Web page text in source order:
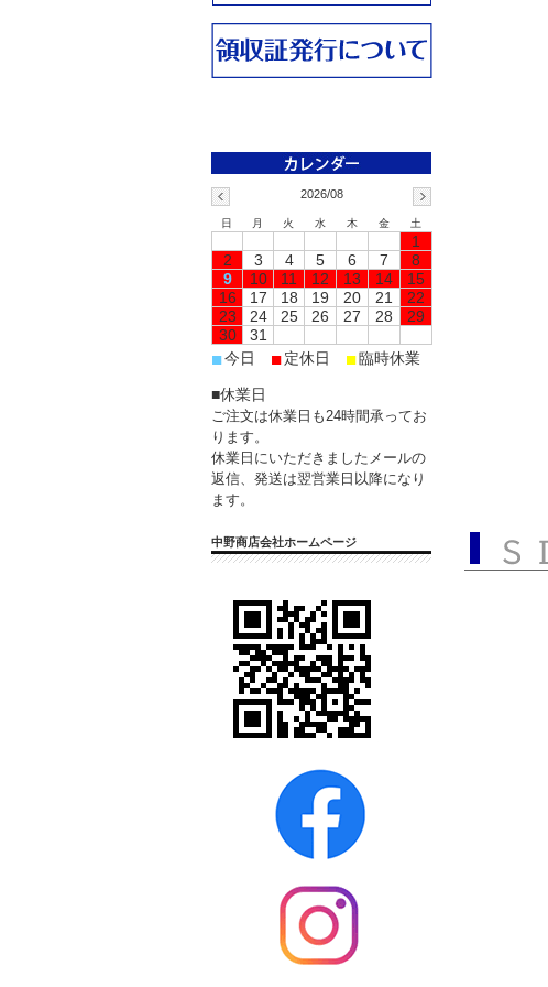
2026/08
日 月 火 水 木 金 土
1
2
3 4 5 6 7
8
9
10 11 12 13 14
15
16
17 18 19 20 21
22
23
24 25 26 27 28
29
30
31
■今日 ■定休日 ■臨時休業
■休業日
ご注文は休業日も24時間承ってお
ります。
休業日にいただきましたメールの
返信、発送は翌営業日以降になり
ます。
中野商店会社ホームページ